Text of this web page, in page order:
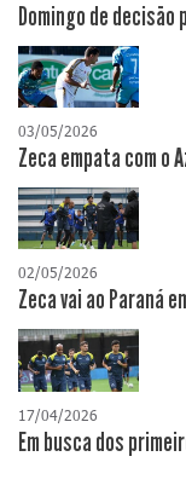
Domingo de decisão
03/05/2026
Zeca empata com o
02/05/2026
Zeca vai ao Paraná
17/04/2026
​Em busca dos